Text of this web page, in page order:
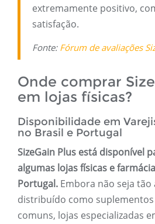
extremamente positivo,
satisfação.
Fonte: Fórum de avaliações
Onde comprar
em lojas físicas?
Disponibilidade em
no Brasil e Portugal
SizeGain Plus está disponível
algumas lojas físicas e
Portugal. Embora não seja
distribuído como
comuns, lojas especializadas